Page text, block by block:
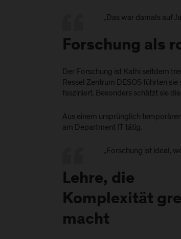
„Das war damals auf
Forschung als
Der Forschung ist Kathi seitdem
Ressel Zentrum DESOS führten
fasziniert. Besonders schätzt sie
Aus einem ursprünglich
am Department IT tätig.
„Forschung ist ideal,
Lehre, die
Komplexität
macht